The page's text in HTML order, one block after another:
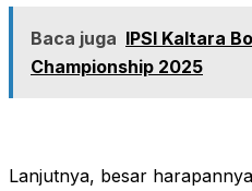
Baca juga IPSI Kaltara
Championship 2025
Lanjutnya, besar